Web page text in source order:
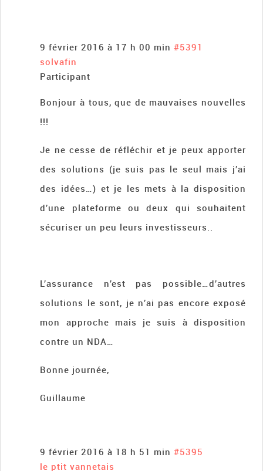
9 février 2016 à 17 h 00 min #5391
solvafin
Participant
Bonjour à tous, que de mauvaises nouvelles
!!!
Je ne cesse de réfléchir et je peux apporter
des solutions (je suis pas le seul mais j’ai
des idées…) et je les mets à la disposition
d’une plateforme ou deux qui souhaitent
sécuriser un peu leurs investisseurs..
L’assurance n’est pas possible…d’autres
solutions le sont, je n’ai pas encore exposé
mon approche mais je suis à disposition
contre un NDA…
Bonne journée,
Guillaume
9 février 2016 à 18 h 51 min #5395
le ptit vannetais